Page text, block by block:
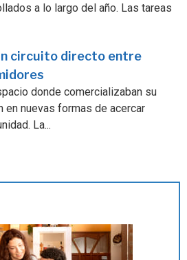
a lo largo del año. Las tareas
circuito directo entre
donde comercializaban su
en nuevas formas de acercar
La...